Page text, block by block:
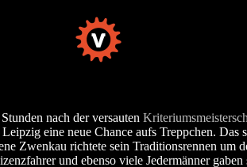
nach der versauten
eine neue Chance aufs Treppchen. Das
Zwenkau richtete sein Traditionsrennen um
und ebenso viele Jedermänner